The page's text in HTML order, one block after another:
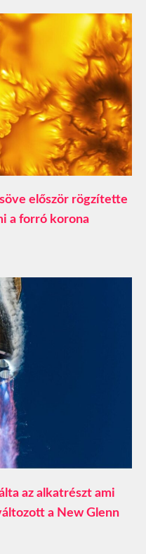
először rögzítette
a forró korona
az alkatrészt ami
a New Glenn